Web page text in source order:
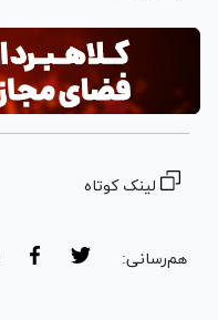
لینک کوتاه
هم‌رسانی: